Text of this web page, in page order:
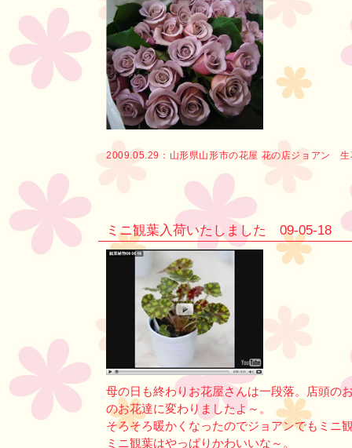
2009.05.29： 山形県山形市の花屋 花の店ジョアン
ミニ観葉入荷いたしました 09-05-18
母の日も終わりお花屋さんは一段落。店頭の
のお花達に変わりましたよ～。
そろそろ暖かくなったのでジョアンでもミニ
ミニ観葉はやっぱりかわいいな～。